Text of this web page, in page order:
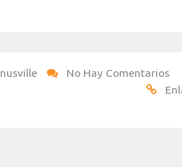
No Hay Comentarios